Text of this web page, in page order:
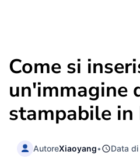
Come si
un'immagine
stampabile in
AutoreXiaoyang• Data